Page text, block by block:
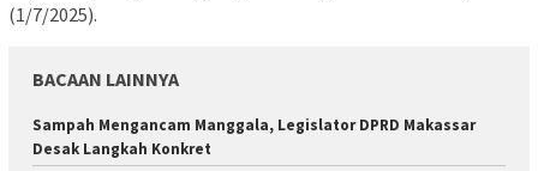
(1/7/2025).
BACAAN LAINNYA
Sampah Mengancam Manggala, Legislator DPRD Makassar
Desak Langkah Konkret